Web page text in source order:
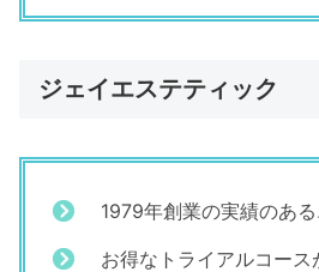
ジェイエステティック
1979年創業の実績のあ
お得なトライアルコース